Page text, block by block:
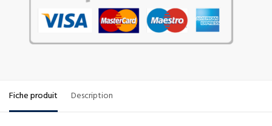
Fiche produit Description